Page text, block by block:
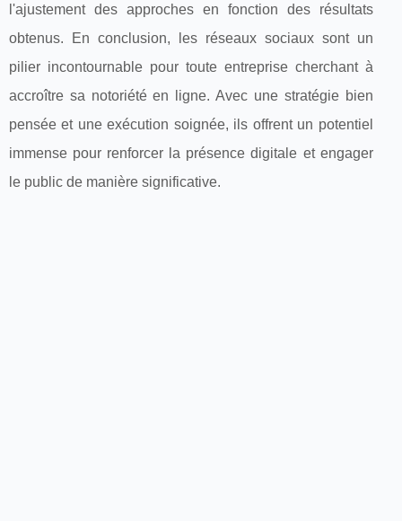
l'ajustement des approches en fonction des résultats
obtenus. En conclusion, les réseaux sociaux sont un
pilier incontournable pour toute entreprise cherchant à
accroître sa notoriété en ligne. Avec une stratégie bien
pensée et une exécution soignée, ils offrent un potentiel
immense pour renforcer la présence digitale et engager
le public de manière significative.